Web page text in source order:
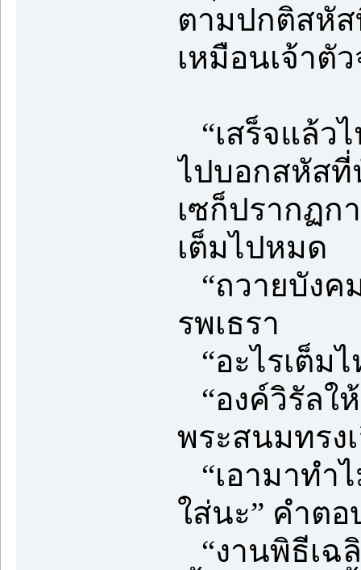
ตามปกติสหัส
เหมือนเจ้าตั
“เสร็จแล้ว
ไปบอกสหัสที่
เซก็ปรากฏ
เต็มไปหมด
“ถวายบังค
รพเธรา
“อะไรเต็ม
“องค์วิรัลใ
พระสนมทรง
“เอามาทำ
ใส่นะ” คำต
“งานพิธีเฉ